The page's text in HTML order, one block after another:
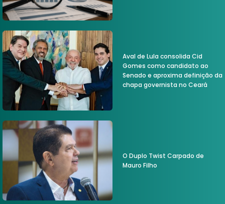
Aval de Lula consolida Cid
Gomes como candidato ao
Senado e aproxima definição da
chapa governista no Ceará
O Duplo Twist Carpado de
Mauro Filho